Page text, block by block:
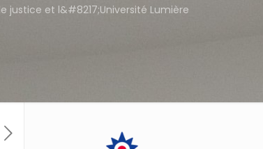
et l&#8217;Université Lumière